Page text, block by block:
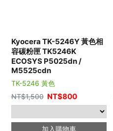
Kyocera TK-5246Y 黃色相
容碳粉匣 TK5246K
ECOSYS P5025dn /
M5525cdn
TK-5246 黃色
NT$1,500 NT$800
加入購物車